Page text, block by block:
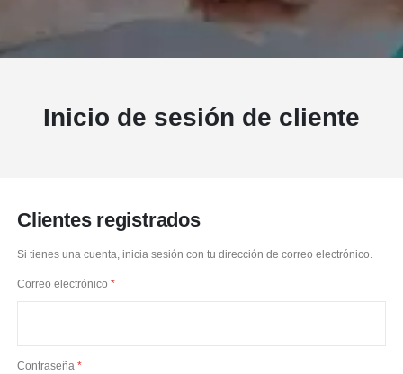
Inicio de sesión de cliente
Clientes registrados
Si tienes una cuenta, inicia sesión con tu dirección de correo electrónico.
Correo electrónico
Contraseña